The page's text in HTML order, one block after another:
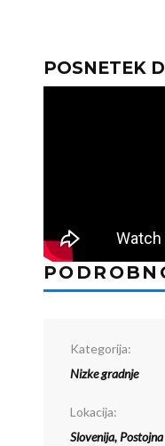
POSNETEK
Kategorija:
Nizke gradnje
Lokacija:
Slovenija, Postojna